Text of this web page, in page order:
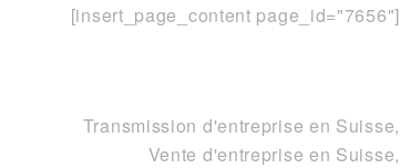
l'Entreprise
[insert_page_content page_id="7656"]
Transmission d'entreprise en Suisse,
Vente d'entreprise en Suisse,